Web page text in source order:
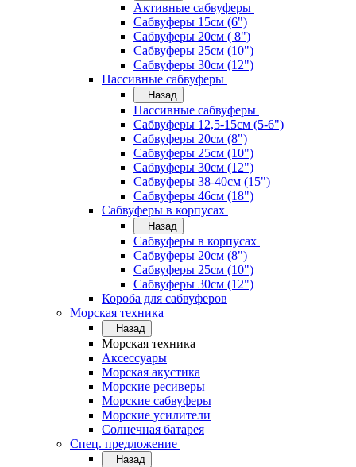
Активные сабвуферы
Сабвуферы 15см (6")
Сабвуферы 20см ( 8")
Сабвуферы 25см (10")
Сабвуферы 30см (12")
Пассивные сабвуферы
Назад
Пассивные сабвуферы
Сабвуферы 12,5-15см (5-6")
Сабвуферы 20см (8")
Сабвуферы 25см (10")
Сабвуферы 30см (12")
Сабвуферы 38-40см (15")
Сабвуферы 46см (18")
Сабвуферы в корпусах
Назад
Сабвуферы в корпусах
Сабвуферы 20см (8")
Сабвуферы 25см (10")
Сабвуферы 30см (12")
Короба для сабвуферов
Морская техника
Назад
Морская техника
Аксессуары
Морская акустика
Морские ресиверы
Морские сабвуферы
Морские усилители
Солнечная батарея
Спец. предложение
Назад